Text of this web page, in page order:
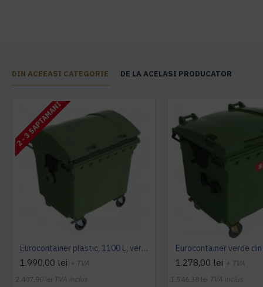
DIN ACEEASI CATEGORIE DE LA ACELASI PRODUCATOR
2 - 3 SAPTAMANI
Eurocontainer plastic, 1100 L, verde, capac rotund - Transport Inclus
1.990,00 lei + TVA
2.407,90 lei TVA inclus
1.278,00 lei + TVA
1.546,38 lei TVA inclus